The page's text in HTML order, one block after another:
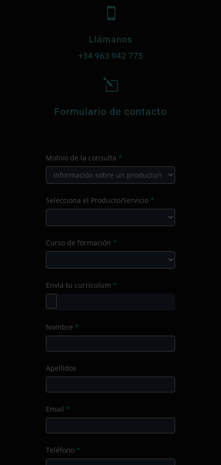

Llámanos
+34 963 942 775
l
Formulario de contacto
CONTACTO
PRINCIPAL
Motivo de la consulta *
de
Selecciona el Producto/Servicio *
el
Producto/Servicio
Curso de formación *
de
Envia tu currículum *
Nombre *
Apellidos
Email *
Teléfono *